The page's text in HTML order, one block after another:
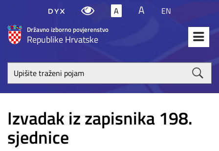
Državno izborno povjerenstvo
Republike Hrvatske
A A EN
Upišite
traženi
Izvadak iz zapisnika 198.
sjednice